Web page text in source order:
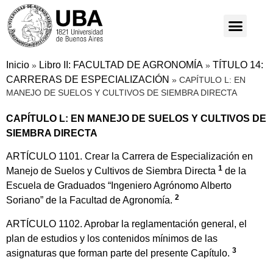
Inicio » Libro II: FACULTAD DE AGRONOMÍA » TÍTULO 14:
CARRERAS DE ESPECIALIZACIÓN » CAPÍTULO L: EN
MANEJO DE SUELOS Y CULTIVOS DE SIEMBRA DIRECTA
CAPÍTULO L: EN MANEJO DE SUELOS Y CULTIVOS DE
SIEMBRA DIRECTA
ARTÍCULO 1101. Crear la Carrera de Especialización en
Manejo de Suelos y Cultivos de Siembra Directa 1 de la
Escuela de Graduados “Ingeniero Agrónomo Alberto
Soriano” de la Facultad de Agronomía. 2
ARTÍCULO 1102. Aprobar la reglamentación general, el
plan de estudios y los contenidos mínimos de las
asignaturas que forman parte del presente Capítulo. 3